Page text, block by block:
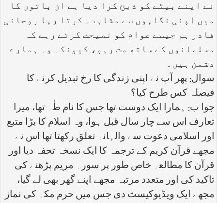
نے اپنے بیٹے کو ذبح کرا دیا ہے ان باتوں کا
میں اپنی نگاہوں سے مشاہدہ کرتا رہا روحانی
فادر ہم جیسے عوام کو نصیحت کرتے رہے کہ
مسلمانوں کے ساتھ مت رہو، کیونکہ وہ ہمارے
دشمن ہیں۔
سوال: پھر آپ نے اپنی زندگی کا رخ تبدیل کرنے کا
فیصلہ کس طرح کیا؟
جوا ب: ہمارا ایک دوست تھا جس کا نام طٰہ تھا، میرا
تعارف اس سے چار سال قبل ہوا، وہ اسلام کا بڑا متبع
اور اسلامی دعوت سے والہانہ تعلق رکھتا تھا اس نے
مجھے قرآن کریم کے ترجمہ کا ایک نسخہ تحفہ دیا اور
قرآن کا مطالعہ خاص طور پر سورہ مریم پڑھنے کی
تاکید کی اور متعدد مرتبہ مجھے اپنے گھر بھی لے گیا،
مجھے ایک ویڈیوکیسٹ دی جس میں حرم مکہ کی نماز